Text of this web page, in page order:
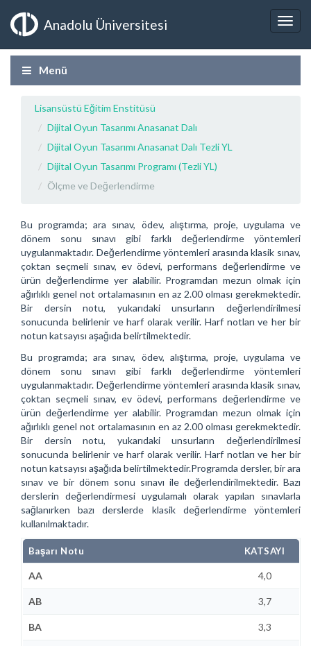
Anadolu Üniversitesi
Menü
Lisansüstü Eğitim Enstitüsü
Dijital Oyun Tasarımı Anasanat Dalı
Dijital Oyun Tasarımı Anasanat Dalı Tezli YL
Dijital Oyun Tasarımı Programı (Tezli YL)
Ölçme ve Değerlendirme
Bu programda; ara sınav, ödev, alıştırma, proje, uygulama ve
dönem sonu sınavı gibi farklı değerlendirme yöntemleri
uygulanmaktadır. Değerlendirme yöntemleri arasında klasik sınav,
çoktan seçmeli sınav, ev ödevi, performans değerlendirme ve
ürün değerlendirme yer alabilir. Programdan mezun olmak için
ağırlıklı genel not ortalamasının en az 2.00 olması gerekmektedir.
Bir dersin notu, yukarıdaki unsurların değerlendirilmesi
sonucunda belirlenir ve harf olarak verilir. Harf notları ve her bir
notun katsayısı aşağıda belirtilmektedir.
Bu programda; ara sınav, ödev, alıştırma, proje, uygulama ve
dönem sonu sınavı gibi farklı değerlendirme yöntemleri
uygulanmaktadır. Değerlendirme yöntemleri arasında klasik sınav,
çoktan seçmeli sınav, ev ödevi, performans değerlendirme ve
ürün değerlendirme yer alabilir. Programdan mezun olmak için
ağırlıklı genel not ortalamasının en az 2.00 olması gerekmektedir.
Bir dersin notu, yukarıdaki unsurların değerlendirilmesi
sonucunda belirlenir ve harf olarak verilir. Harf notları ve her bir
notun katsayısı aşağıda belirtilmektedir.Programda dersler, bir ara
sınav ve bir dönem sonu sınavı ile değerlendirilmektedir. Bazı
derslerin değerlendirmesi uygulamalı olarak yapılan sınavlarla
sağlanırken bazı derslerde klasik değerlendirme yöntemleri
kullanılmaktadır.
Başarı Notu KATSAYI
AA 4,0
AB 3,7
BA 3,3